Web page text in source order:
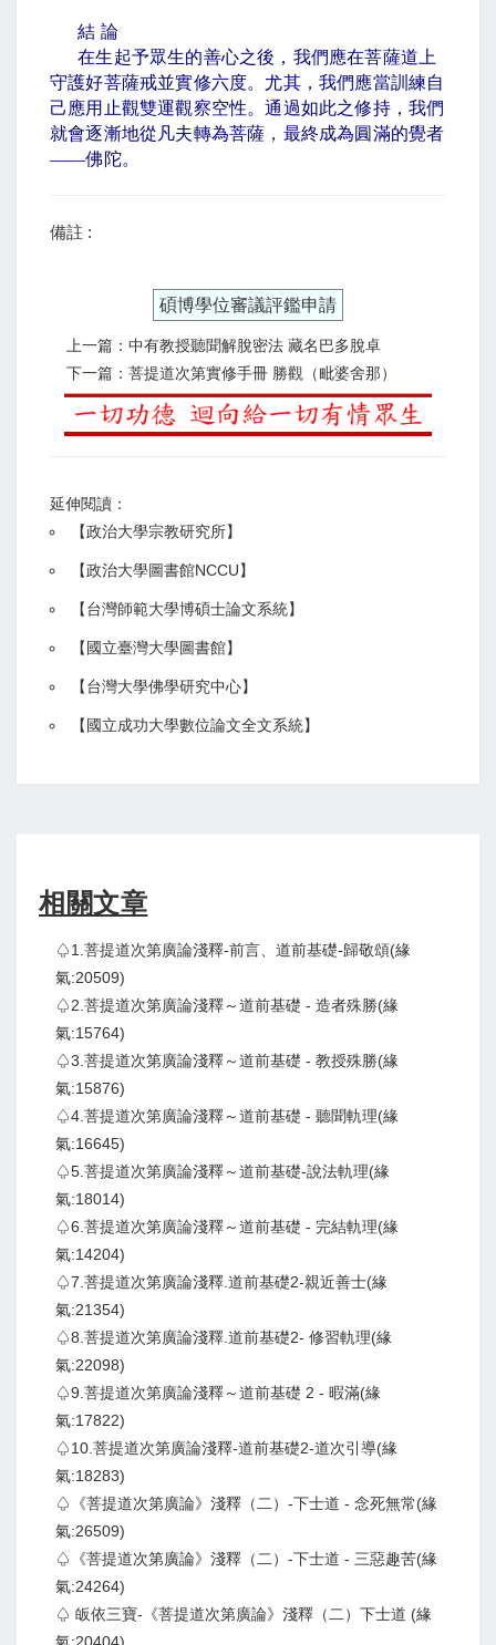
結 論
在生起予眾生的善心之後，我們應在菩薩道上
守護好菩薩戒並實修六度。尤其，我們應當訓練自
己應用止觀雙運觀察空性。通過如此之修持，我們
就會逐漸地從凡夫轉為菩薩，最終成為圓滿的覺者
——佛陀。
備註 :
碩博學位審議評鑑申請
上一篇：中有教授聽聞解脫密法 藏名巴多脫卓
下一篇：菩提道次第實修手冊 勝觀（毗婆舍那）
延伸閱讀：
【政治大學宗教研究所】
【政治大學圖書館NCCU】
【台灣師範大學博碩士論文系統】
【 國立臺灣大學圖書館】
【台灣大學佛學研究中心】
【 國立成功大學數位論文全文系統】
相關文章
♤1.菩提道次第廣論淺釋-前言、道前基礎-歸敬頌(緣
氣:20509)
♤2.菩提道次第廣論淺釋～道前基礎 - 造者殊勝(緣
氣:15764)
♤3.菩提道次第廣論淺釋～道前基礎 - 教授殊勝(緣
氣:15876)
♤4.菩提道次第廣論淺釋～道前基礎 - 聽聞軌理(緣
氣:16645)
♤5.菩提道次第廣論淺釋～道前基礎-說法軌理(緣
氣:18014)
♤6.菩提道次第廣論淺釋～道前基礎 - 完結軌理(緣
氣:14204)
♤7.菩提道次第廣論淺釋.道前基礎2-親近善士(緣
氣:21354)
♤8.菩提道次第廣論淺釋.道前基礎2- 修習軌理(緣
氣:22098)
♤9.菩提道次第廣論淺釋～道前基礎 2 - 暇滿(緣
氣:17822)
♤10.菩提道次第廣論淺釋-道前基礎2-道次引導(緣
氣:18283)
♤《菩提道次第廣論》淺釋（二）-下士道 - 念死無常(緣
氣:26509)
♤《菩提道次第廣論》淺釋（二）-下士道 - 三惡趣苦(緣
氣:24264)
♤ 皈依三寶-《菩提道次第廣論》淺釋（二）下士道 (緣